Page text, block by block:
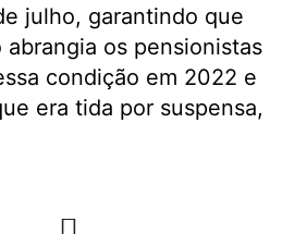
julho, garantindo que
abrangia os pensionistas
condição em 2022 e
era tida por suspensa,